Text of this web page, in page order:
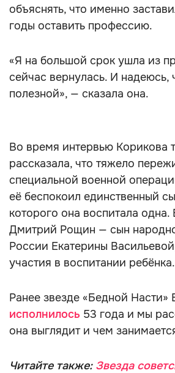
объяснять, что именно
годы оставить профессию.
«Я на большой срок ушла из
сейчас вернулась. И надеюсь,
полезной», — сказала она.
Во время интервью Корикова
рассказала, что тяжело
специальной военной
её беспокоил единственный
которого она воспитала одна.
Дмитрий Рощин — сын
России Екатерины
участия в воспитании ребёнка.
Ранее звезде «Бедной Насти»
исполнилось 53 года и мы
она выглядит и чем
Читайте также: Звезда